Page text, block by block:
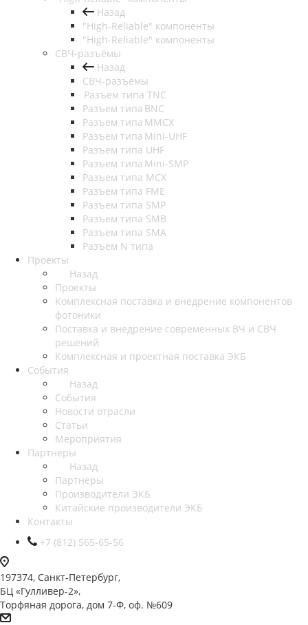
Назад
"High-Reliable" компоненты
"High-Reliable" компоненты
СВЧ-разъёмы
Назад
СВЧ-разъёмы
Разъем типа TNC
Разъем типа BNC
Разъем типа MMCX
Разъем типа Mini-UHF
Разъем типа UHF
Разъем типа Mini-SMP
Разъем типа MCX
Разъем типа FME
Разъем типа SMP
Разъем типа SMB
Разъем типа SMA
Разъем N типа
Проекты
Назад
Проекты
Комплексная поставка и внедрение компонентов
фотоники
Поставка и внедрение современных ВЧ и СВЧ
решений
Комплексная и проектная поставка ЭКБ
События
Назад
События
Новости отрасли
Статьи
Мероприятия
Партнеры
Назад
Партнеры
Производители ЭКБ
Китайские производители ЭКБ
Контакты
+7 (812) 565-65-56
197374, Санкт-Петербург,
БЦ «Гулливер-2»,
Торфяная дорога, дом 7-Ф, оф. №609